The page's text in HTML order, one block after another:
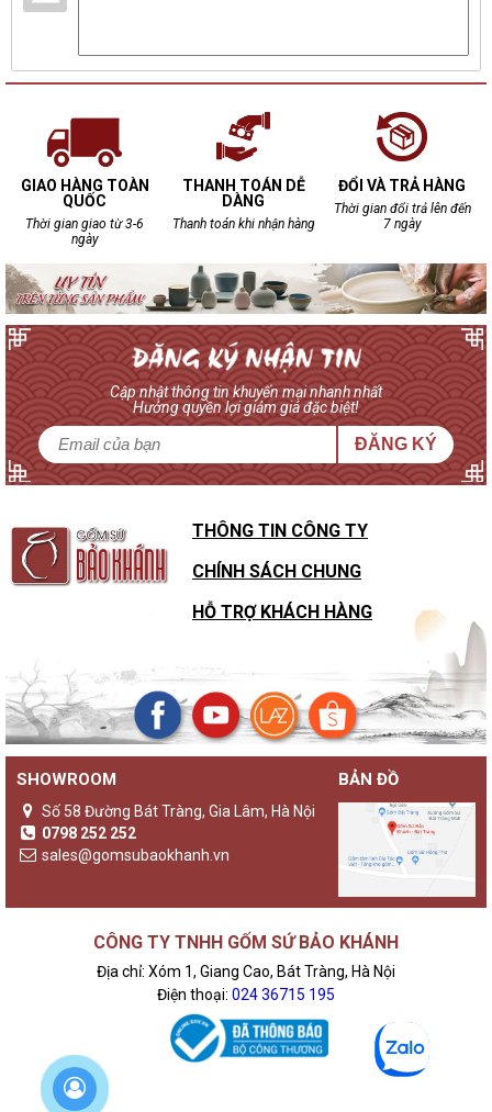
GIAO HÀNG TOÀN
QUỐC
Thời gian giao từ 3-6
ngày
THANH TOÁN DỄ
DÀNG
Thanh toán khi nhận hàng
ĐỔI VÀ TRẢ HÀNG
Thời gian đổi trả lên đến
7 ngày
Cập nhật thông tin khuyến mại nhanh nhất
Hưởng quyền lợi giảm giá đặc biệt!
ĐĂNG KÝ
THÔNG TIN CÔNG TY
CHÍNH SÁCH CHUNG
HỖ TRỢ KHÁCH HÀNG
SHOWROOM
Số 58 Đường Bát Tràng, Gia Lâm, Hà Nội
0798 252 252
sales@gomsubaokhanh.vn
BẢN ĐỒ
CÔNG TY TNHH GỐM SỨ BẢO KHÁNH
Địa chỉ: Xóm 1, Giang Cao, Bát Tràng, Hà Nội
Điện thoại: 024 36715 195